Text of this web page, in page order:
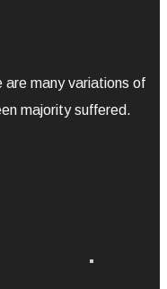
many variations of
majority suffered.